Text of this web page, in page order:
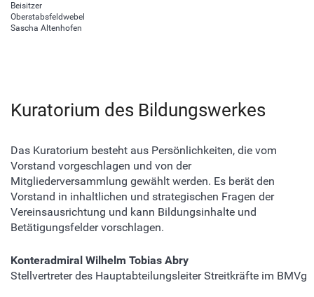
Beisitzer
Oberstabsfeldwebel
Sascha Altenhofen
Kuratorium des Bildungswerkes
Das Kuratorium besteht aus Persönlichkeiten, die vom
Vorstand vorgeschlagen und von der
Mitgliederversammlung gewählt werden. Es berät den
Vorstand in inhaltlichen und strategischen Fragen der
Vereinsausrichtung und kann Bildungsinhalte und
Betätigungsfelder vorschlagen.
Konteradmiral Wilhelm Tobias Abry
Stellvertreter des Hauptabteilungsleiter Streitkräfte im BMVg